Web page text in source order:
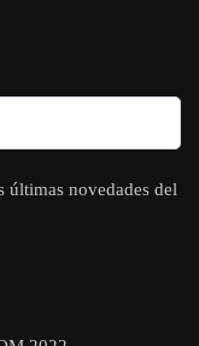
últimas novedades del